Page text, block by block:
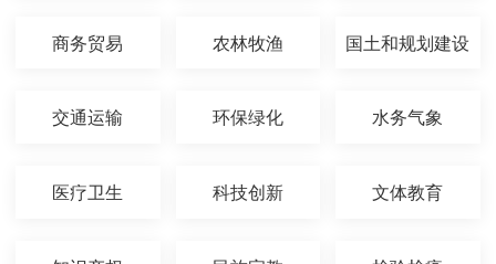
商务贸易 农林牧渔 国土和规划建设
交通运输 环保绿化 水务气象
医疗卫生 科技创新 文体教育